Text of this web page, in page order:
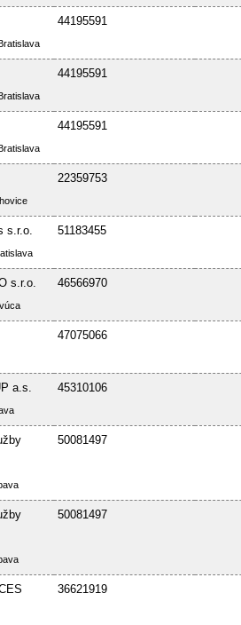
44195591
44195591
44195591
22359753
s.r.o. 51183455
s.r.o. 46566970
47075066
a.s. 45310106
50081497
50081497
36621919